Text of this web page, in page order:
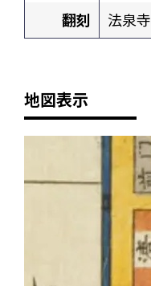
翻刻
法泉寺
地図表示
-